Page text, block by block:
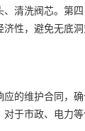
清洗阀芯。第
性，避免无底洞
的维护合同，
于市政、电力等